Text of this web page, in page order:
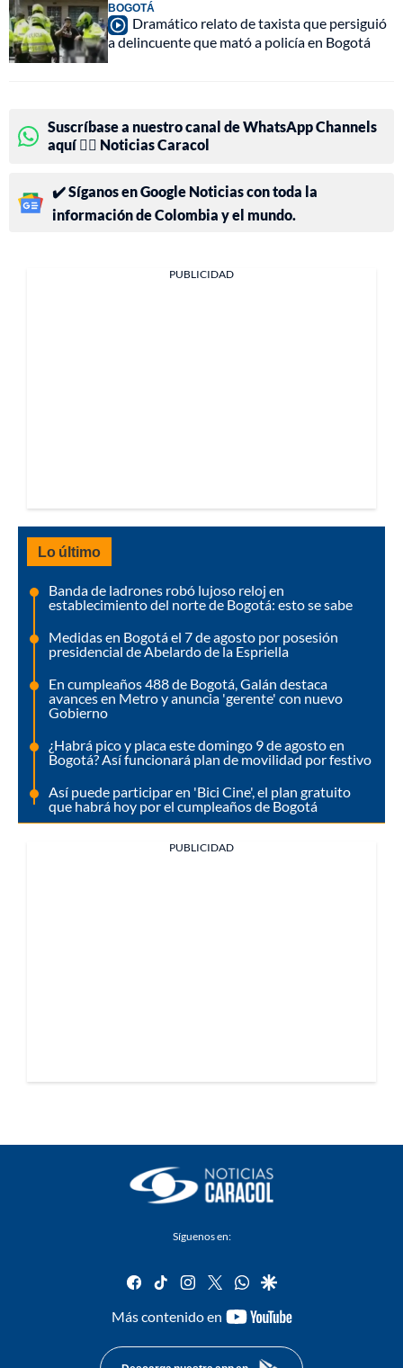
BOGOTÁ
Dramático relato de taxista que persiguió
a delincuente que mató a policía en Bogotá
Suscríbase a nuestro canal de WhatsApp Channels
aquí 👉🏻 Noticias Caracol
✔️ Síganos en Google Noticias con toda la
información de Colombia y el mundo.
PUBLICIDAD
Lo último
Banda de ladrones robó lujoso reloj en
establecimiento del norte de Bogotá: esto se sabe
Medidas en Bogotá el 7 de agosto por posesión
presidencial de Abelardo de la Espriella
En cumpleaños 488 de Bogotá, Galán destaca
avances en Metro y anuncia 'gerente' con nuevo
Gobierno
¿Habrá pico y placa este domingo 9 de agosto en
Bogotá? Así funcionará plan de movilidad por festivo
Así puede participar en 'Bici Cine', el plan gratuito
que habrá hoy por el cumpleaños de Bogotá
PUBLICIDAD
Síguenos en:
facebook
tiktok instagram
twitterwhatsapp
google
Más contenido en
youtube-